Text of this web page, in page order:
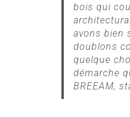
bois qui
avons bien
doublons
quelque
démarche
BREEAM,